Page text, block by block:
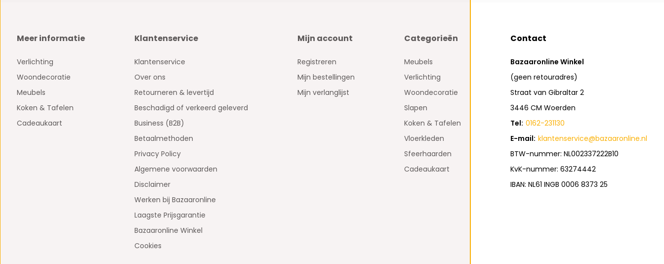
Meer informatie
Verlichting
Woondecoratie
Meubels
Koken & Tafelen
Cadeaukaart
Klantenservice
Klantenservice
Over ons
Retourneren & levertijd
Beschadigd of verkeerd geleverd
Business (B2B)
Betaalmethoden
Privacy Policy
Algemene voorwaarden
Disclaimer
Werken bij Bazaaronline
Laagste Prijsgarantie
Bazaaronline Winkel
Cookies
Mijn account
Registreren
Mijn bestellingen
Mijn verlanglijst
Categorieën
Meubels
Verlichting
Woondecoratie
Slapen
Koken & Tafelen
Vloerkleden
Sfeerhaarden
Cadeaukaart
Contact
Bazaaronline Winkel
(geen retouradres)
Straat van Gibraltar 2
3446 CM Woerden
Tel: 0162-231130
E-mail: klantenservice@bazaaronline.nl
BTW-nummer: NL002337222B10
KvK-nummer: 63274442
IBAN: NL61 INGB 0006 8373 25